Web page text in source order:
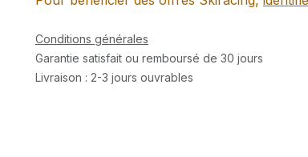
Conditions générales
Garantie satisfait ou remboursé de 30 jours
Livraison : 2-3 jours ouvrables